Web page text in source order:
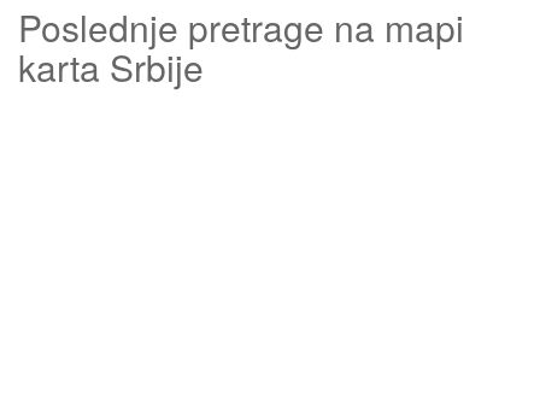
Poslednje pretrage na mapi
karta Srbije